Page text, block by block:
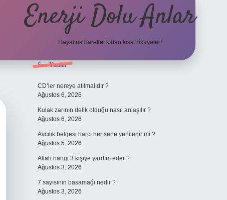
Enerji Dolu Anlar
Hayatına hareket katan kısa hikayeler!
Sidebar
Son Yazılar
CD’ler nereye atılmalıdır ?
Ağustos 6, 2026
Kulak zarının delik olduğu nasıl anlaşılır ?
Ağustos 6, 2026
Avcılık belgesi harcı her sene yenilenir mi ?
Ağustos 5, 2026
Allah hangi 3 kişiye yardım eder ?
Ağustos 3, 2026
7 sayısının basamağı nedir ?
Ağustos 3, 2026